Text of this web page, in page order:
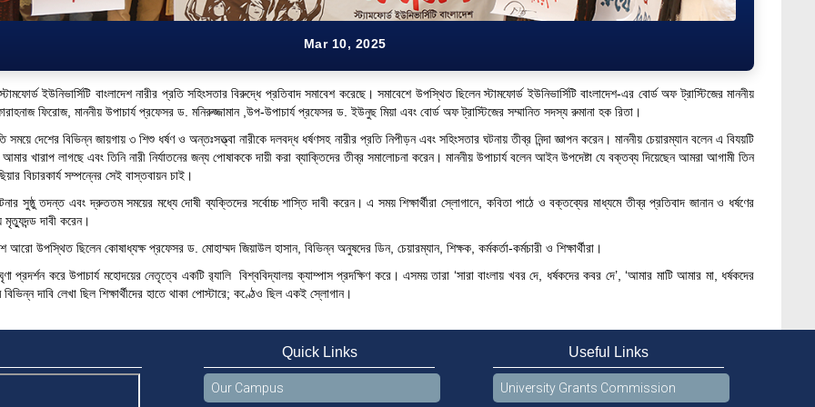
Mar 10, 2025
ইউনিভার্সিটি বাংলাদেশ নারীর প্রতি সহিংসতার বিরুদ্ধে প্রতিবাদ সমাবেশ করেছে। সমাবেশে উপস্থিত ছিলেন স্টামফোর্ড ইউনিভার্সিটি বাংলাদেশ-এর বোর্ড অফ ট্রাস্টিজের মাননীয়
ফিরোজ, মাননীয় উপাচার্য প্রফেসর ড. মনিরুজ্জামান ,উপ-উপাচার্য প্রফেসর ড. ইউনুছ মিয়া এবং বোর্ড অফ ট্রাস্টিজের সম্মানিত সদস্য রুমানা হক রিতা।
সময়ে দেশের বিভিন্ন জায়গায় ৩ শিশু ধর্ষণ ও অন্তঃসত্ত্বা নারীকে দলবদ্ধ ধর্ষণসহ নারীর প্রতি নিপীড়ন এবং সহিংসতার ঘটনায় তীব্র নিন্দা জ্ঞাপন করেন। মাননীয় চেয়ারম্যান বলেন এ বিযয়টি
খারাপ লাগছে এবং তিনি নারী নির্যাতনের জন্য পোষাককে দায়ী করা ব্যাক্তিদের তীব্র সমালোচনা করেন। মাননীয় উপাচার্য বলেন আইন উপদেষ্টা যে বক্তব্য দিয়েছেন আমরা আগামী তিন
বিচারকার্য সম্পন্নের সেই বাস্তবায়ন চাই।
সুষ্ঠু তদন্ত এবং দ্রুততম সময়ের মধ্যে দোষী ব্যক্তিদের সর্বোচ্চ শাস্তি দাবী করেন। এ সময় শিক্ষার্থীরা স্লোগানে, কবিতা পাঠে ও বক্তব্যের মাধ্যমে তীব্র প্রতিবাদ জানান ও ধর্ষণের
মৃত্যুদন্ড দাবী করেন।
আরো উপস্থিত ছিলেন কোষাধ্যক্ষ প্রফেসর ড. মোহাম্মদ জিয়াউল হাসান, বিভিন্ন অনুষদের ডিন, চেয়ারম্যান, শিক্ষক, কর্মকর্তা-কর্মচারী ও শিক্ষার্থীরা।
প্রদর্শন করে উপাচার্য মহোদয়ের নেতৃত্বে একটি র‍্যালি বিশ্ববিদ্যালয় ক্যাম্পাস প্রদক্ষিণ করে। এসময় তারা ‘সারা বাংলায় খবর দে, ধর্ষকদের কবর দে’, ‘আমার মাটি আমার মা, ধর্ষকদের
দাবি লেখা ছিল শিক্ষার্থীদের হাতে থাকা পোস্টারে; কণ্ঠেও ছিল একই স্লোগান।
Quick Links
Our Campus
Useful Links
University Grants Commission